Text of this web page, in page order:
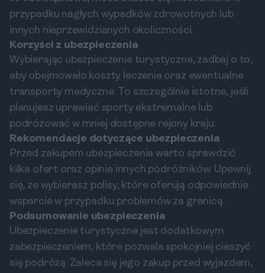
przypadku nagłych wypadków zdrowotnych lub
innych nieprzewidzianych okoliczności.
Korzyści z ubezpieczenia
Wybierając ubezpieczenie turystyczne, zadbaj o to,
aby obejmowało koszty leczenia oraz ewentualne
transporty medyczne. To szczególnie istotne, jeśli
planujesz uprawiać sporty ekstremalne lub
podróżować w mniej dostępne rejony kraju.
Rekomendacje dotyczące ubezpieczenia
Przed zakupem ubezpieczenia warto sprawdzić
kilka ofert oraz opinie innych podróżników. Upewnij
się, że wybierasz polisy, które oferują odpowiednie
wsparcie w przypadku problemów za granicą.
Podsumowanie ubezpieczenia
Ubezpieczenie turystyczne jest dodatkowym
zabezpieczeniem, które pozwala spokojniej cieszyć
się podróżą. Zaleca się jego zakup przed wyjazdem,